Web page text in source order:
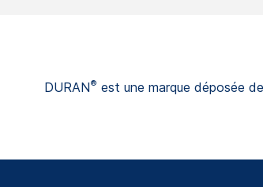
DURAN® est une marque déposée